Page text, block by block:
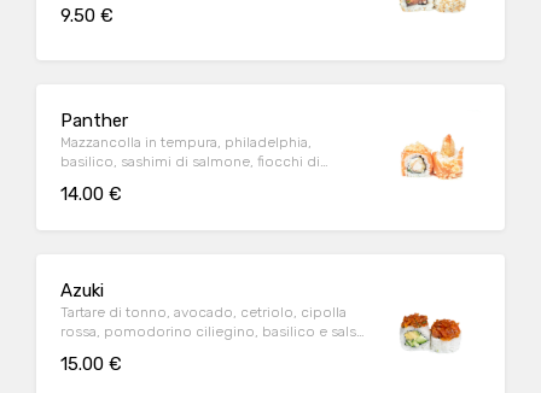
9.50 €
Panther
Mazzancolla in tempura, philadelphia,
basilico, sashimi di salmone, fiocchi di
14.00 €
Azuki
Tartare di tonno, avocado, cetriolo, cipolla
rossa, pomodorino ciliegino, basilico e salsa
15.00 €